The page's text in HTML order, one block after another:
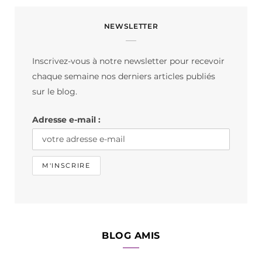
e
t
m
T
NEWSLETTER
Inscrivez-vous à notre newsletter pour recevoir
chaque semaine nos derniers articles publiés
sur le blog.
Adresse e-mail :
BLOG AMIS